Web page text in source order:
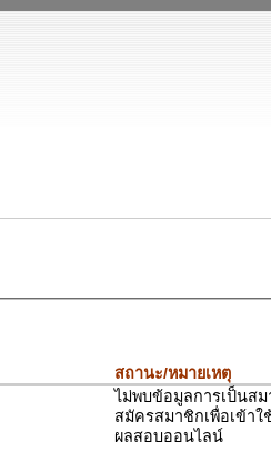
สถานะ/หมายเหตุ
ไม่พบข้อมูลการเป็นส
สมัครสมาชิกเพื่อเข้าใ
ผลสอบออนไลน์